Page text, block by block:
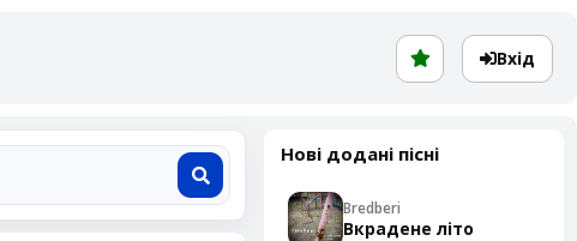
Вхід
Нові додані пісні
Bredberi
Вкрадене літо